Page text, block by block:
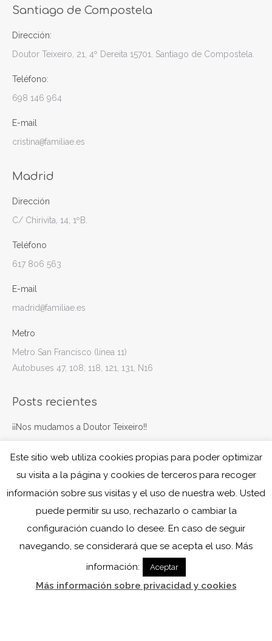
Santiago de Compostela
Dirección:
Doutor Teixeiro, 21, 4º Dereita 15701. Santiago de Compostela.
Teléfono:
698 146 964
E-mail
cristina@familiae.es
Madrid
Dirección
C/ Chirivita, 14, 1ºB.
Teléfono
617 806 563
E-mail
madrid@familiae.es
Metro
Metro San Francisco (línea 11)
Autobuses 47, 108, 118, 121, 131, N16
Posts recientes
¡¡Nos mudamos a Doutor Teixeiro!!
Navegando juntos
octubre 7, 2024
Este sitio web utiliza cookies propias para poder optimizar
su visita a la página y cookies de terceros para recoger
información sobre sus visitas y el uso de nuestra web. Usted
puede permitir su uso, rechazarlo o cambiar la
configuración cuando lo desee. En caso de seguir
navegando, se considerará que se acepta el uso. Más
información:
Aceptar
Más información sobre privacidad y cookies